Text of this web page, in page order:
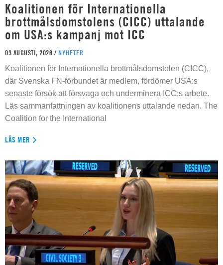
Koalitionen för Internationella
brottmålsdomstolens (CICC) uttalande
om USA:s kampanj mot ICC
03 AUGUSTI, 2026 / NYHETER
Koalitionen för Internationella brottmålsdomstolen (CICC),
där Svenska FN-förbundet är medlem, fördömer USA:s
senaste försök att försvaga och underminera ICC:s arbete.
Läs sammanfattningen av koalitionens uttalande nedan. The
Coalition for the International
LÄS MER